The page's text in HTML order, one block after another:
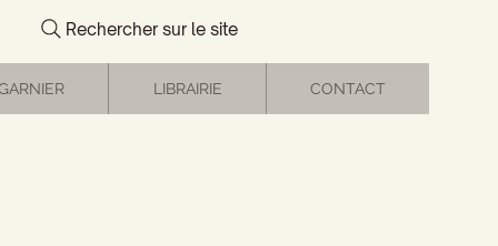
Rechercher sur le site
LIBRAIRIE CONTACT